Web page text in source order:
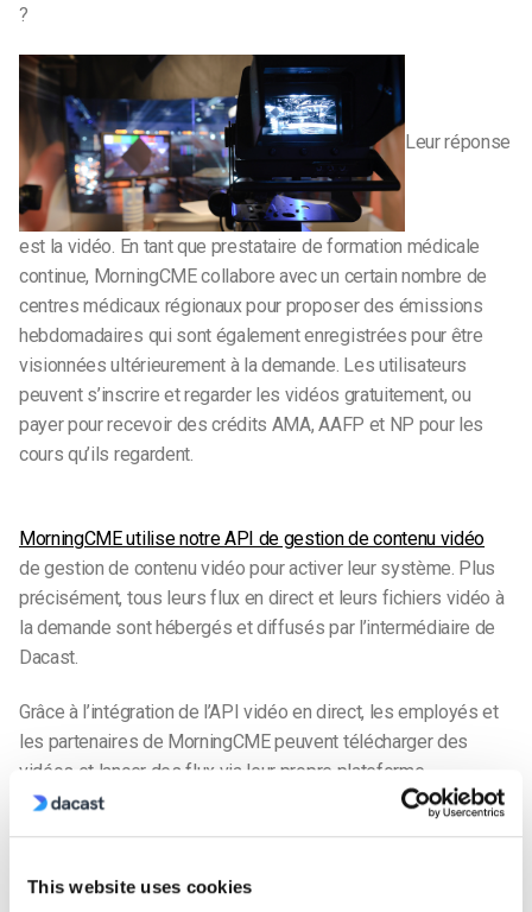
This website uses cookies
?
Leur réponse
est la vidéo. En tant que prestataire de formation médicale
continue, MorningCME collabore avec un certain nombre de
centres médicaux régionaux pour proposer des émissions
hebdomadaires qui sont également enregistrées pour être
visionnées ultérieurement à la demande. Les utilisateurs
peuvent s’inscrire et regarder les vidéos gratuitement, ou
payer pour recevoir des crédits AMA, AAFP et NP pour les
cours qu’ils regardent.
MorningCME utilise notre API de gestion de contenu vidéo
de gestion de contenu vidéo pour activer leur système. Plus
précisément, tous leurs flux en direct et leurs fichiers vidéo à
la demande sont hébergés et diffusés par l’intermédiaire de
Dacast.
Grâce à l’intégration de l’API vidéo en direct, les employés et
les partenaires de MorningCME peuvent télécharger des
vidéos et lancer des flux via leur propre plateforme
personnalisée sur leur site web. Ils apprécient
particulièrement les multiples niveaux de contrôle d’accès
l’accès des partenaires, ainsi que l’aspect intégrable des flux,